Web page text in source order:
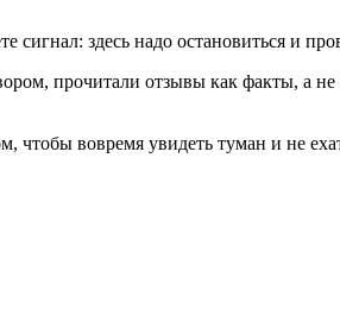
здесь надо остановиться и
прочитали отзывы как факты, а не
чтобы вовремя увидеть туман и не